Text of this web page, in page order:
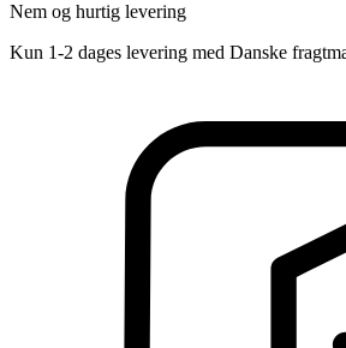
Nem og hurtig levering
Kun 1-2 dages levering med Danske